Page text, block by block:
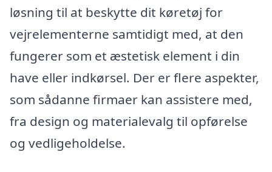
løsning til at beskytte dit køretøj for
vejrelementerne samtidigt med, at den
fungerer som et æstetisk element i din
have eller indkørsel. Der er flere aspekter,
som sådanne firmaer kan assistere med,
fra design og materialevalg til opførelse
og vedligeholdelse.